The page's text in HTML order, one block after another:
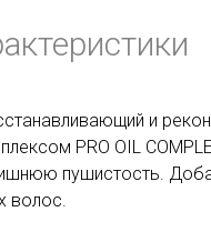
и
PRO OIL
пушистость.
волос.